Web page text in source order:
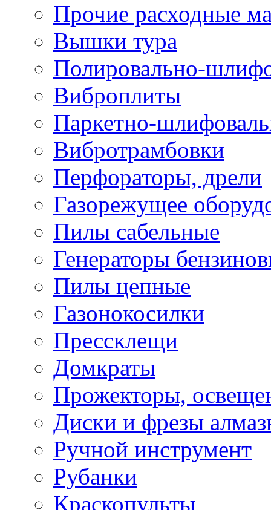
Прочие расходные
Вышки тура
Полировально-
Виброплиты
Паркетно-
Вибротрамбовки
Перфораторы, дрели
Газорежущее
Пилы сабельные
Генераторы
Пилы цепные
Газонокосилки
Прессклещи
Домкраты
Прожекторы,
Диски и фрезы
Ручной инструмент
Рубанки
Краскопульты